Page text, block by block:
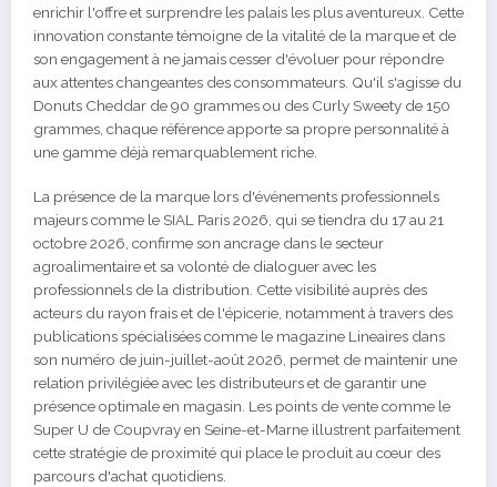
enrichir l'offre et surprendre les palais les plus aventureux. Cette
innovation constante témoigne de la vitalité de la marque et de
son engagement à ne jamais cesser d'évoluer pour répondre
aux attentes changeantes des consommateurs. Qu'il s'agisse du
Donuts Cheddar de 90 grammes ou des Curly Sweety de 150
grammes, chaque référence apporte sa propre personnalité à
une gamme déjà remarquablement riche.
La présence de la marque lors d'événements professionnels
majeurs comme le SIAL Paris 2026, qui se tiendra du 17 au 21
octobre 2026, confirme son ancrage dans le secteur
agroalimentaire et sa volonté de dialoguer avec les
professionnels de la distribution. Cette visibilité auprès des
acteurs du rayon frais et de l'épicerie, notamment à travers des
publications spécialisées comme le magazine Lineaires dans
son numéro de juin-juillet-août 2026, permet de maintenir une
relation privilégiée avec les distributeurs et de garantir une
présence optimale en magasin. Les points de vente comme le
Super U de Coupvray en Seine-et-Marne illustrent parfaitement
cette stratégie de proximité qui place le produit au cœur des
parcours d'achat quotidiens.